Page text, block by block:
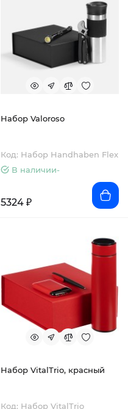
Набор Valoroso
Код: Набор Handhaben Flex
В наличии-
5324 ₽
Набор VitalTrio, красный
Код: Набор VitalTrio